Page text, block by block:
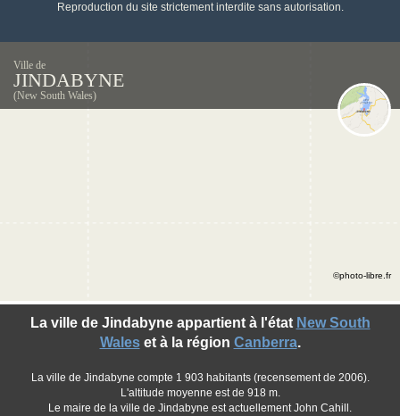
Reproduction du site strictement interdite sans autorisation.
Ville de
JINDABYNE
(New South Wales)
La ville de Jindabyne appartient à l'état New South
Waleset à la région Canberra.
La ville de Jindabyne compte 1 903 habitants (recensement de 2006).
L'altitude moyenne est de 918 m.
Le maire de la ville de Jindabyne est actuellement John Cahill.
©photo-libre.fr